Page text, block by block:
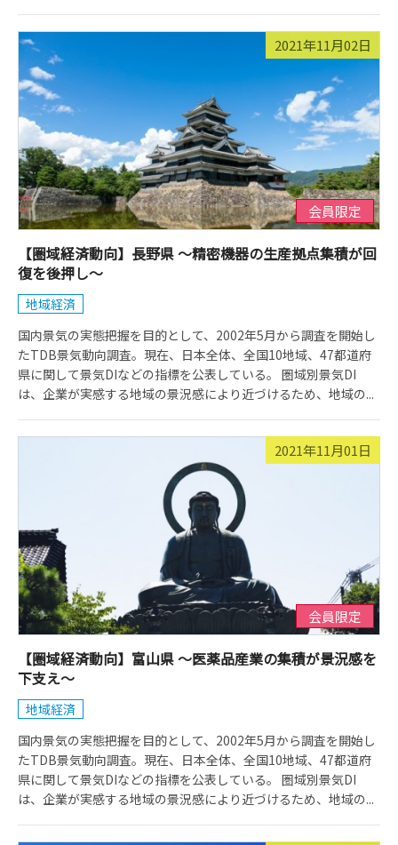
2021年11月02日
会員限定
【圏域経済動向】長野県 ～精密機器の生産拠点集積が回
復を後押し～
地域経済
国内景気の実態把握を目的として、2002年5月から調査を開始し
たTDB景気動向調査。現在、日本全体、全国10地域、47都道府
県に関して景気DIなどの指標を公表している。 圏域別景気DI
は、企業が実感する地域の景況感により近づけるため、地域の...
2021年11月01日
会員限定
【圏域経済動向】富山県 ～医薬品産業の集積が景況感を
下支え～
地域経済
国内景気の実態把握を目的として、2002年5月から調査を開始し
たTDB景気動向調査。現在、日本全体、全国10地域、47都道府
県に関して景気DIなどの指標を公表している。 圏域別景気DI
は、企業が実感する地域の景況感により近づけるため、地域の...